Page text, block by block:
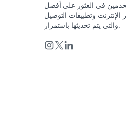
في العثور على أفضل
الإنترنت وتطبيقات التوصيل
والتي يتم تحديثها باستمرار.